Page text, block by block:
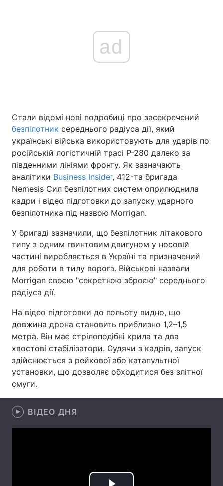
Економіка Світ
Спорт Наука
Техно і зв'язок Лайт
Зброя Інциденти
Здоров'я Туризм
Цікавинки Погода
Екологія Регіони
Лонгріди
Відео з Youtube Статті
Інтерв'ю Думки
Архів Вакансії
Контакти
Послуги
ad
Стали відомі нові подробиці про засекречений
безпілотник середнього радіуса дії, який
українські війська використовують для ударів по
російській логістичній трасі Р-280 далеко за
південними лініями фронту. Як зазначають
аналітики Business Insider, 412-та бригада
Nemesis Сил безпілотних систем оприлюднила
кадри і відео підготовки до запуску ударного
безпілотника під назвою Morrigan.
У бригаді зазначили, що безпілотник літакового
типу з одним гвинтовим двигуном у носовій
частині виробляється в Україні та призначений
для роботи в тилу ворога. Військові назвали
Morrigan своєю "секретною зброєю" середнього
радіуса дії.
На відео підготовки до польоту видно, що
довжина дрона становить приблизно 1,2–1,5
метра. Він має стрілоподібні крила та два
хвостові стабілізатори. Судячи з кадрів, запуск
здійснюється з рейкової або катапультної
установки, що дозволяє обходитися без злітної
смуги.
ВІДЕО ДНЯ